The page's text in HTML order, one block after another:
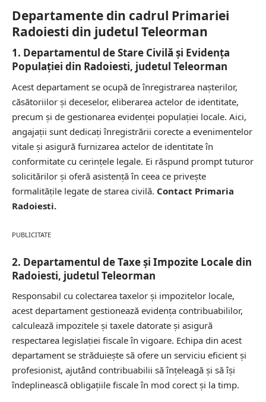
Departamente din cadrul Primariei
Radoiesti din judetul Teleorman
1. Departamentul de Stare Civilă și Evidența
Populației din Radoiesti, judetul Teleorman
Acest departament se ocupă de înregistrarea nașterilor,
căsătoriilor și deceselor, eliberarea actelor de identitate,
precum și de gestionarea evidenței populației locale. Aici,
angajații sunt dedicați înregistrării corecte a evenimentelor
vitale și asigură furnizarea actelor de identitate în
conformitate cu cerințele legale. Ei răspund prompt tuturor
solicitărilor și oferă asistență în ceea ce privește
formalitățile legate de starea civilă. Contact Primaria
Radoiesti.
PUBLICITATE
2. Departamentul de Taxe și Impozite Locale din
Radoiesti, judetul Teleorman
Responsabil cu colectarea taxelor și impozitelor locale,
acest departament gestionează evidența contribuabililor,
calculează impozitele și taxele datorate și asigură
respectarea legislației fiscale în vigoare. Echipa din acest
departament se străduiește să ofere un serviciu eficient și
profesionist, ajutând contribuabilii să înțeleagă și să își
îndeplinească obligațiile fiscale în mod corect și la timp.